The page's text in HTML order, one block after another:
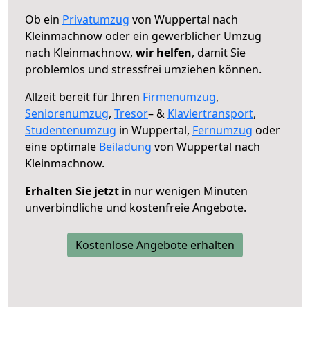
Ob ein Privatumzug von Wuppertal nach
Kleinmachnow oder ein gewerblicher Umzug
nach Kleinmachnow, wir helfen, damit Sie
problemlos und stressfrei umziehen können.
Allzeit bereit für Ihren Firmenumzug,
Seniorenumzug, Tresor– & Klaviertransport,
Studentenumzug in Wuppertal, Fernumzug oder
eine optimale Beiladung von Wuppertal nach
Kleinmachnow.
Erhalten Sie jetzt in nur wenigen Minuten
unverbindliche und kostenfreie Angebote.
Kostenlose Angebote erhalten